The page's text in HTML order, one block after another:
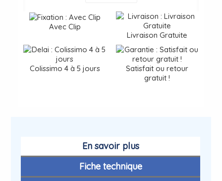
Avec Clip
Livraison Gratuite
Colissimo 4 à 5 jours
Satisfait ou retour
gratuit !
En savoir plus
Fiche technique